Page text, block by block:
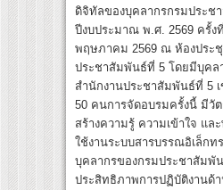
ดิจิทัลของบุคลากรกรมประช
ปีงบประมาณ พ.ศ. 2569 ครั้ง
พฤษภาคม 2569 ณ ห้องประ
ประชาสัมพันธ์ที่ 5 โดยมีบุคล
สำนักงานประชาสัมพันธ์ที่ 5
50 คนการจัดอบรมครั้งนี้ มีวัต
สร้างความรู้ ความเข้าใจ แ
ใช้งานระบบสารบรรณอิเล็กท
บุคลากรของกรมประชาสัมพั
ประสิทธิภาพการปฏิบัติงานด้